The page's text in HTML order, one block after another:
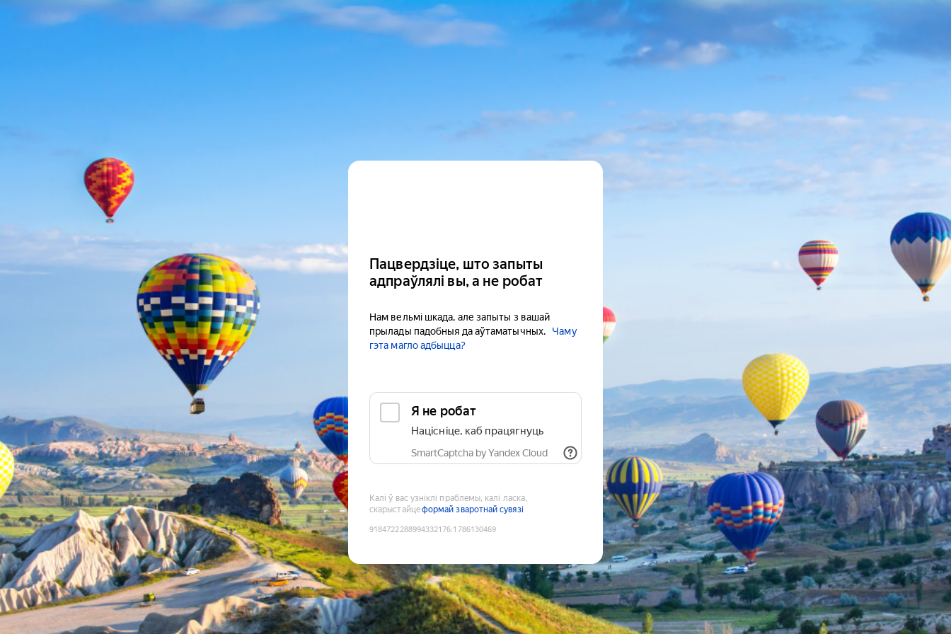
Пацвердзіце, што запыты
адпраўлялі вы, а не робат
Нам вельмі шкада, але запыты з вашай
прылады падобныя да аўтаматычных.
Чаму
гэта магло адбыцца?
Я не робат
Націсніце, каб працягнуць
SmartCaptcha by Yandex Cloud
Калі ў вас узніклі праблемы, калі ласка,
скарыстайцеформай зваротнай сувязі
9184722288994332176:1786130469